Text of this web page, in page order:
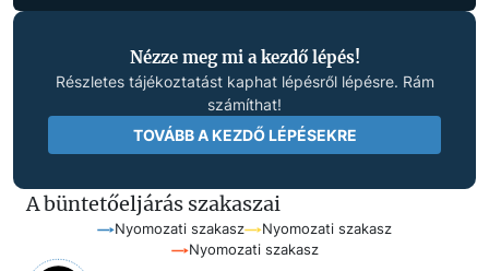
Nézze meg mi a kezdő lépés!
Részletes tájékoztatást kaphat lépésről lépésre. Rám
számíthat!
TOVÁBB A KEZDŐ LÉPÉSEKRE
A büntetőeljárás szakaszai
Nyomozati szakasz
Nyomozati szakasz
Nyomozati szakasz